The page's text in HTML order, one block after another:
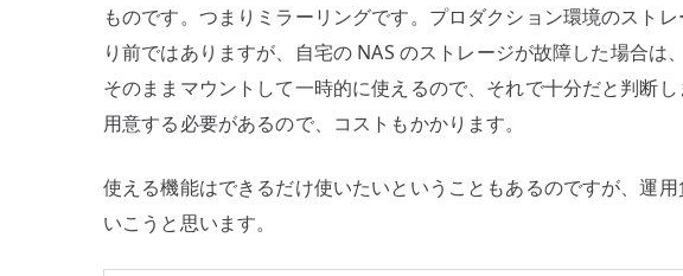
ものです。つまりミラーリングです。プロダクション環境のスト
り前ではありますが、自宅の NAS のストレージが故障した場合は
そのままマウントして一時的に使えるので、それで十分だと判断
用意する必要があるので、コストもかかります。
使える機能はできるだけ使いたいということもあるのですが、運
いこうと思います。